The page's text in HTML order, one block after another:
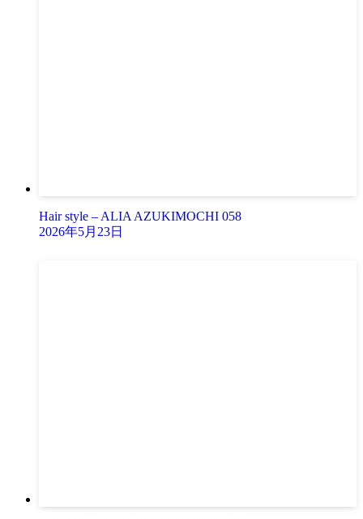
Hair style – ALIA AZUKIMOCHI 058
2026年5月23日